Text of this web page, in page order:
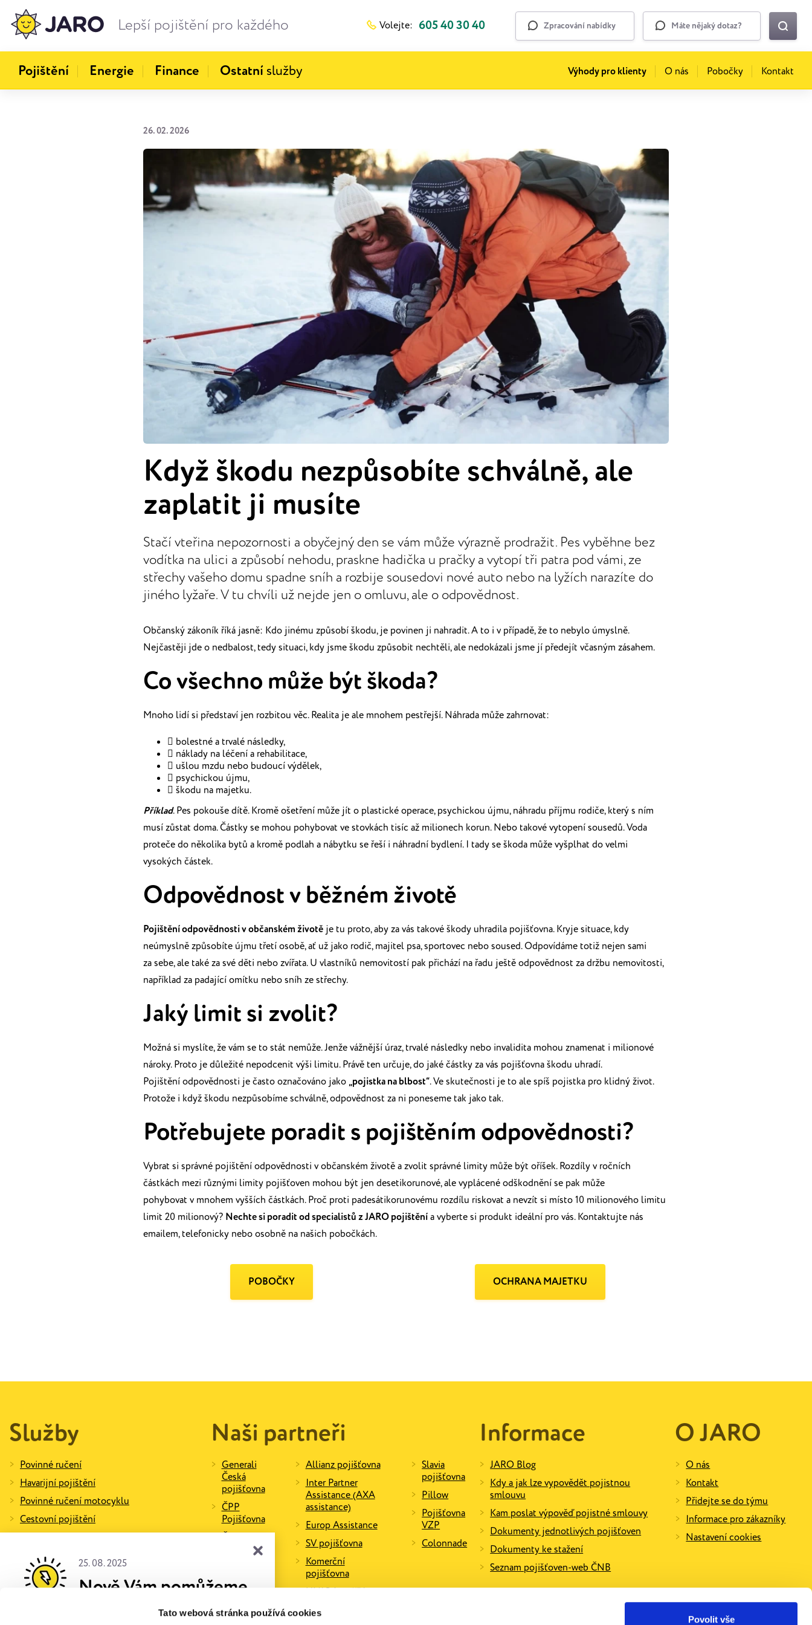
Tato webová stránka používá cookies
Povolit vše
Lepší pojištění pro každého Volejte: 605 40 30 40 Zpracování nabídky Máte nějaký dotaz?
Pojištění Energie Finance Ostatníslužby Výhody pro klienty O nás Pobočky Kontakt
26. 02. 2026
Když škodu nezpůsobíte schválně, ale
zaplatit ji musíte
Stačí vteřina nepozornosti a obyčejný den se vám může výrazně prodražit. Pes vyběhne bez
vodítka na ulici a způsobí nehodu, praskne hadička u pračky a vytopí tři patra pod vámi, ze
střechy vašeho domu spadne sníh a rozbije sousedovi nové auto nebo na lyžích narazíte do
jiného lyžaře. V tu chvíli už nejde jen o omluvu, ale o odpovědnost.
Občanský zákoník říká jasně: Kdo jinému způsobí škodu, je povinen ji nahradit. A to i v případě, že to nebylo úmyslně.
Nejčastěji jde o nedbalost, tedy situaci, kdy jsme škodu způsobit nechtěli, ale nedokázali jsme jí předejít včasným zásahem.
Co všechno může být škoda?
Mnoho lidí si představí jen rozbitou věc. Realita je ale mnohem pestřejší. Náhrada může zahrnovat:
 bolestné a trvalé následky,
 náklady na léčení a rehabilitace,
 ušlou mzdu nebo budoucí výdělek,
 psychickou újmu,
 škodu na majetku.
Příklad. Pes pokouše dítě. Kromě ošetření může jít o plastické operace, psychickou újmu, náhradu příjmu rodiče, který s ním
musí zůstat doma. Částky se mohou pohybovat ve stovkách tisíc až milionech korun. Nebo takové vytopení sousedů.Voda
proteče do několika bytů a kromě podlah a nábytku se řeší i náhradní bydlení. I tady se škoda může vyšplhat do velmi
vysokých částek.
Odpovědnost v běžném životě
Pojištění odpovědnosti v občanském životě je tu proto, aby za vás takové škody uhradila pojišťovna. Kryje situace, kdy
neúmyslně způsobíte újmu třetí osobě, ať už jako rodič, majitel psa, sportovec nebo soused. Odpovídáme totiž nejen sami
zasebe, ale také za své děti nebo zvířata. U vlastníků nemovitostí pak přichází na řadu ještě odpovědnost za držbu nemovitosti,
například za padající omítku nebo sníh zestřechy.
Jaký limit si zvolit?
Možná si myslíte, že vám se to stát nemůže. Jenže vážnější úraz, trvalé následky nebo invalidita mohou znamenat i milionové
nároky. Proto je důležité nepodcenit výši limitu. Právě ten určuje, do jaké částky za vás pojišťovna škodu uhradí.
Pojištěníodpovědnosti je často označováno jako „pojistka na blbost“. Ve skutečnosti je toale spíš pojistka pro klidný život.
Protože i když škodu nezpůsobíme schválně,odpovědnost za ni poneseme tak jako tak.
Potřebujete poradit s pojištěním odpovědnosti?
Vybrat si správné pojištění odpovědnosti v občanském životě a zvolit správné limity může být oříšek. Rozdíly v ročních
částkách mezi různými limity pojišťoven mohou být jen desetikorunové, ale vyplácené odškodnění se pak může
pohybovatv mnohem vyšších částkách. Proč proti padesátikorunovému rozdílu riskovat a nevzítsi místo 10 milionového limitu
limit 20 milionový? Nechte si poradit od specialistůz JARO pojištěnía vyberte si produkt ideální pro vás. Kontaktujte nás
emailem,telefonicky nebo osobně na našich pobočkách.
POBOČKY OCHRANA MAJETKU
25. 08. 2025
Nově Vám pomůžeme
ušetřit i za energie.
Služby
Povinné ručení
Havarijní pojištění
Povinné ručení motocyklu
Cestovní pojištění
Zápůjčka náhradního vozidla
Asistenční služby
Povinné ručení ONLINE
Naši partneři
Generali
Česká
pojišťovna
ČPP
Pojišťovna
pojišťovna
Pojišťovna
Allianz pojišťovna
Inter Partner
Assistance (AXA
assistance)
Europ Assistance
SV pojišťovna
Komerční
pojišťovna
UNIQA pojišťovna
Slavia
pojišťovna
Pillow
Pojišťovna
VZP
Colonnade
Informace
JARO Blog
Kdy a jak lze vypovědět pojistnou
smlouvu
Kam poslat výpověď pojistné smlouvy
Dokumenty jednotlivých pojišťoven
Dokumenty ke stažení
Seznam pojišťoven-web ČNB
O JARO
O nás
Kontakt
Přidejte se do týmu
Informace pro zákazníky
Nastavení cookies
Otevřete si vlastní pobočku!